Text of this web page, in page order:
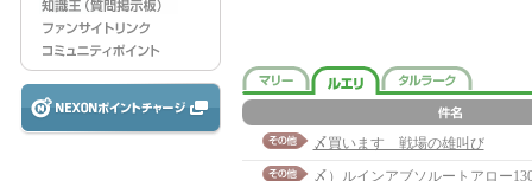
〆買います 戦場の雄叫び
〆）ルインアブソルートアロー